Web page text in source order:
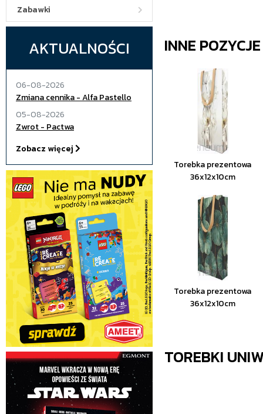
Zabawki
AKTUALNOŚCI
06-08-2026
Zmiana cennika - Alfa Pastello
05-08-2026
Zwrot - Pactwa
Zobacz więcej
INNE
Torebka prezentowa
36x12x10cm
Torebka prezentowa
36x12x10cm
TOREBKI